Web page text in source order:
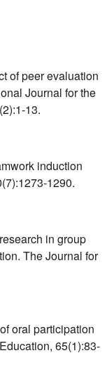
of peer evaluation
Journal for the
13.
induction
1290.
in group
The Journal for
oral participation
65(1):83-